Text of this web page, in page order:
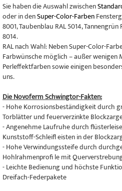
Sie haben die Auswahl zwischen
oder in denSuper-Color-Farben
8001, Taubenblau RAL 5014,
8014.
RAL nach Wahl: Neben Super-Color-
Farbwünsche möglich – außer wenigen
Perleffektfarben sowie einigen
uns.
Die Novoferm Schwingtor-Fakten:
- Hohe Korrosionsbeständigkeit durch
Torblätter und feuerverzinkte
- Angenehme Laufruhe durch
Kunststoff-Schleifl eisten in der
- Hohe Verwindungssteife durch
Hohlrahmenprofi le mit
- Leichte Bedienung und höchste
Dreifach-Federpakete